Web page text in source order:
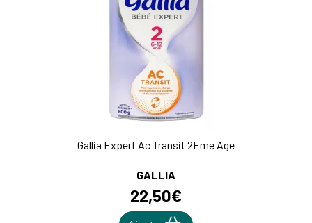
Gallia Expert Ac Transit 2Eme Age
GALLIA
22,50€